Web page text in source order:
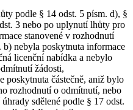
podle § 14 odst. 5 písm. d), §
3 nebo po uplynutí lhůty pro
stanovené v rozhodnutí
b) nebyla poskytnuta informace
licenční nabídka a nebylo
žádosti,
poskytnuta částečně, aniž bylo
rozhodnutí o odmítnutí, nebo
sdělené podle § 17 odst.